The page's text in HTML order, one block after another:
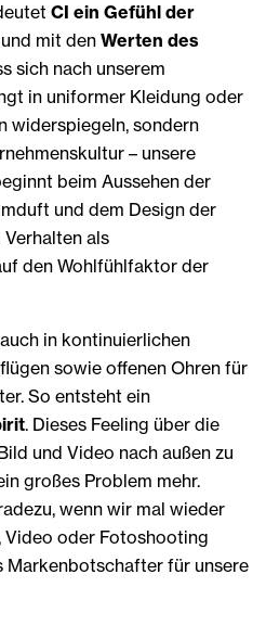
CI ein Gefühl der
und mit den Werten des
sich nach unserem
in uniformer Kleidung oder
widerspiegeln, sondern
– unsere
beim Aussehen der
und dem Design der
Verhalten als
den Wohlfühlfaktor der
in kontinuierlichen
sowie offenen Ohren für
So entsteht ein
. Dieses Feeling über die
und Video nach außen zu
großes Problem mehr.
wenn wir mal wieder
Video oder Fotoshooting
Markenbotschafter für unsere